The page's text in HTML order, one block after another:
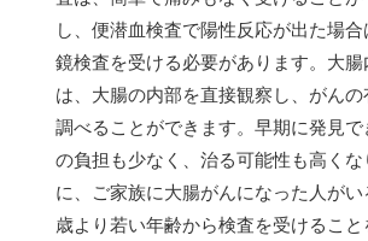
し、便潜血検査で陽性反応が出た場合
鏡検査を受ける必要があります。大
は、大腸の内部を直接観察し、がんの
調べることができます。早期に発見で
の負担も少なく、治る可能性も高く
に、ご家族に大腸がんになった人が
歳より若い年齢から検査を受けること